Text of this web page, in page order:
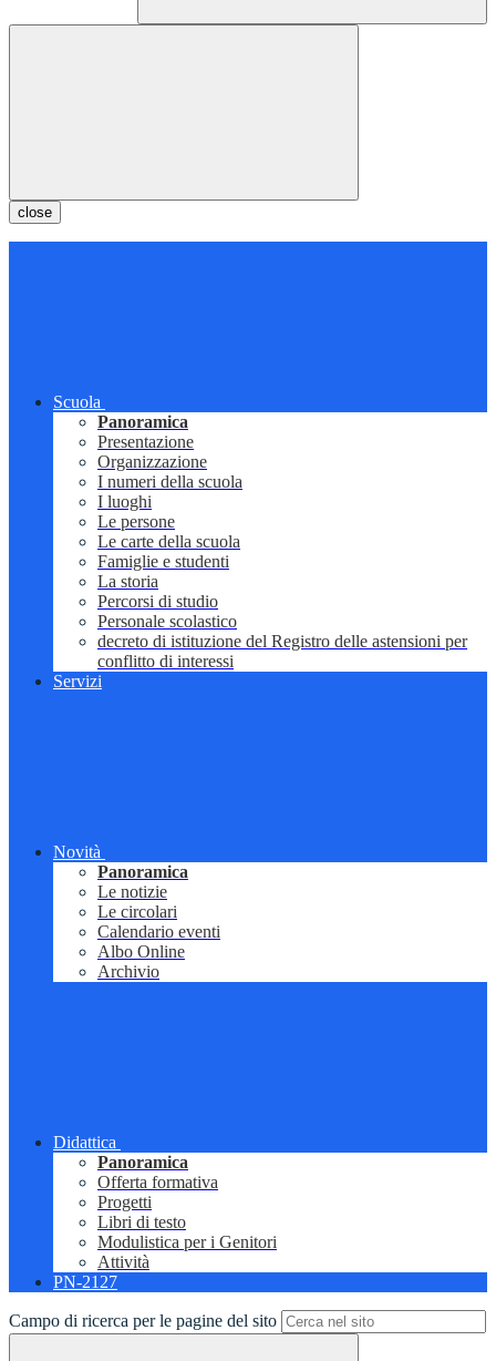
close
Scuola
Panoramica
Presentazione
Organizzazione
I numeri della scuola
I luoghi
Le persone
Le carte della scuola
Famiglie e studenti
La storia
Percorsi di studio
Personale scolastico
decreto di istituzione del Registro delle astensioni per
conflitto di interessi
Servizi
Novità
Panoramica
Le notizie
Le circolari
Calendario eventi
Albo Online
Archivio
Didattica
Panoramica
Offerta formativa
Progetti
Libri di testo
Modulistica per i Genitori
Attività
PN-2127
Campo di ricerca per le pagine del sito